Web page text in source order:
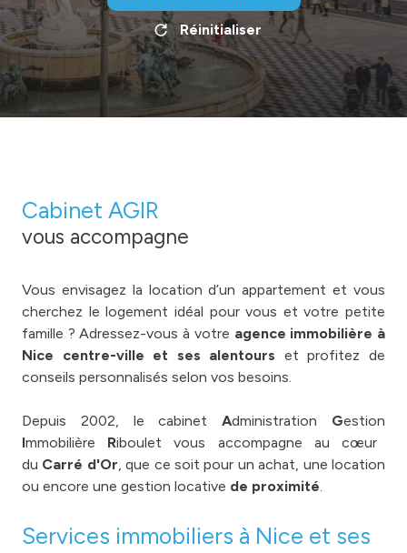
Réinitialiser
Cabinet AGIR
vous accompagne
Vous envisagez la location d’un appartement et vous
cherchez le logement idéal pour vous et votre petite
famille ? Adressez-vous à votre agence immobilière à
Nice centre-ville et ses alentours et profitez de
conseils personnalisés selon vos besoins.
Depuis 2002, le cabinetAdministration Gestion
Immobilière Riboulet vous accompagne au cœur
du Carré d'Or, que ce soit pour un achat, une location
ou encore une gestion locative de proximité.
Services immobiliers à Nice et ses